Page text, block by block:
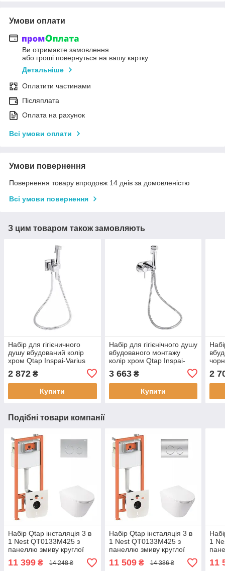
Умови оплати
Ви отримаєте замовлення
або гроші повернуться на вашу картку
Детальніше
Оплатити частинами
Післяплата
Оплата на рахунок
Всі умови оплати
Умови повернення
Повернення товару впродовж 14 днів за домовленістю
Всі умови повернення
З цим товаром також замовляють
Набір для гігієничного
душу вбудований колір
хром Qtap Inspai-Varius
2 872 ₴
Купити
Набір для гігієнічного душу
вбудованого монтажу
колір хром Qtap Inspai-
3 663₴
Купити
BLA
2
Подібні товари компанії
Набір Qtap інсталяція 3 в
1 Nest QT0133M425 з
панеллю змиву круглої
QT0111M11111SAT +
унітаз з сидінням Swan
11 399 ₴ 14 248 ₴
Набір Qtap інсталяція 3 в
1 Nest QT0133M425 з
панеллю змиву круглої
QT0111M11112CRM +
унітаз з сидінням Swan
11 509₴ 14 386 ₴
1
11